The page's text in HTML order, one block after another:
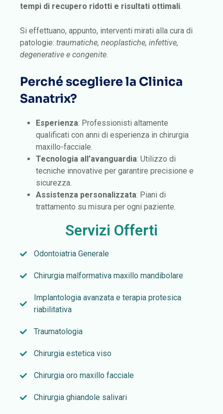
tempi di recupero ridotti e risultati ottimali.
Si effettuano, appunto, interventi mirati alla cura di
patologie: traumatiche, neoplastiche, infettive,
degenerative e congenite.
Perché scegliere la Clinica
Sanatrix?
Esperienza: Professionisti altamente
qualificati con anni di esperienza in chirurgia
maxillo-facciale.
Tecnologia all’avanguardia: Utilizzo di
tecniche innovative per garantire precisione e
sicurezza.
Assistenza personalizzata: Piani di
trattamento su misura per ogni paziente.
Servizi Offerti
Odontoiatria Generale
Chirurgia malformativa maxillo mandibolare
Implantologia avanzata e terapia protesica
riabilitativa
Traumatologia
Chirurgia estetica viso
Chirurgia oro maxillo facciale
Chirurgia ghiandole salivari